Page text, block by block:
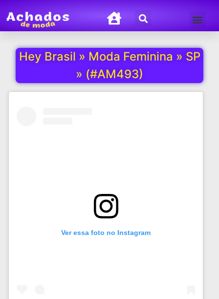
Hey Brasil » Moda Feminina » SP
» (#AM493)
Ver essa foto no Instagram